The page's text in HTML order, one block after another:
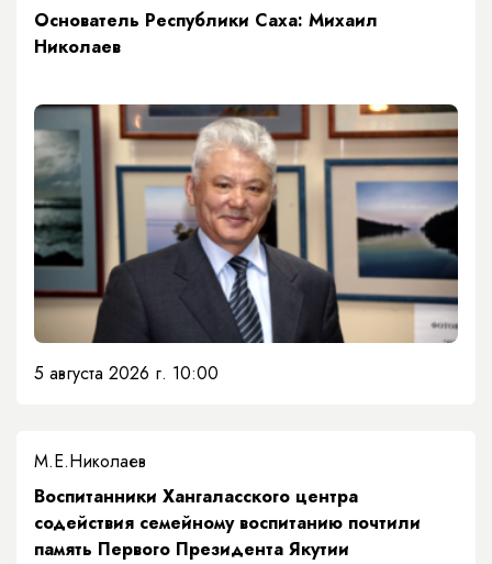
Основатель Республики Саха: Михаил
Николаев
5 августа 2026 г. 10:00
М.Е.Николаев
​Воспитанники Хангаласского центра
содействия семейному воспитанию почтили
память Первого Президента Якутии